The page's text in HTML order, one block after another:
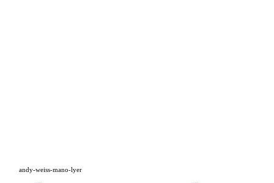
andy-weiss-mano-lyer